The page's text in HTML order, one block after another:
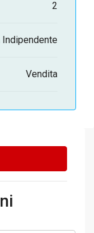
2
Indipendente
Vendita